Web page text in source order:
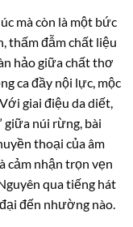
mà còn là một bức
thấm đẫm chất liệu
hảo giữa chất thơ
ca đầy nội lực, mộc
. Với giai điệu da diết,
giữa núi rừng, bài
thoại của âm
cảm nhận trọn vẹn
qua tiếng hát
đến nhường nào.